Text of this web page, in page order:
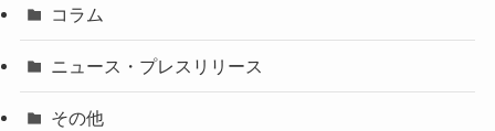
コラム
ニュース・プレスリリース
その他